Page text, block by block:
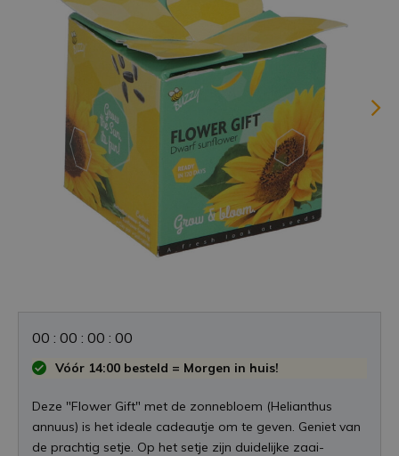
00 : 00 : 00 : 00
Vóór 14:00 besteld = Morgen in huis!
Deze "Flower Gift" met de zonnebloem (Helianthus
annuus) is het ideale cadeautje om te geven. Geniet van
de prachtig setje. Op het setje zijn duidelijke zaai-